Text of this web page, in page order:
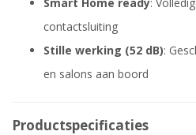
contactsluiting
Stille werking (52 dB):
en salons aan boord
Productspecificaties